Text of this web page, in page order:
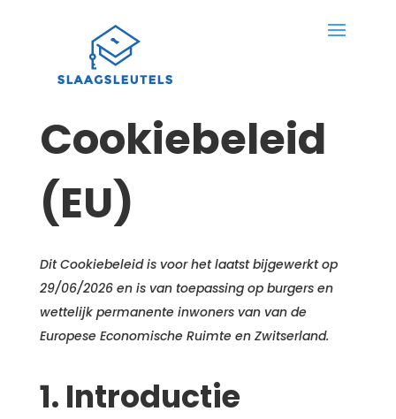
Cookiebeleid
(EU)
Dit Cookiebeleid is voor het laatst bijgewerkt op
29/06/2026 en is van toepassing op burgers en
wettelijk permanente inwoners van van de
Europese Economische Ruimte en Zwitserland.
1. Introductie